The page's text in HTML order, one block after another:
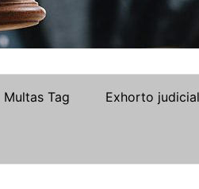
Multas Tag Exhorto judicial